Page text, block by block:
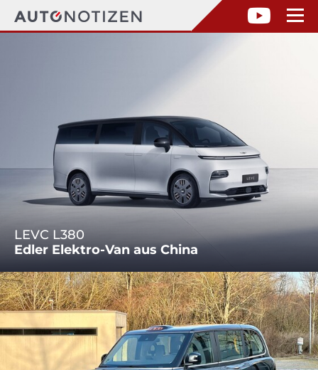
LEVC L380
Edler Elektro-Van aus China